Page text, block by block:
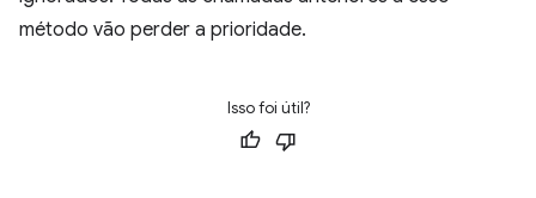
método vão perder a prioridade.
Isso foi útil?